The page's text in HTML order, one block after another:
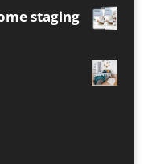
staging